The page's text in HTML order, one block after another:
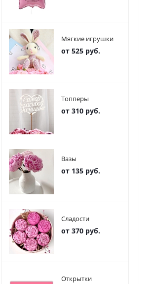
Мягкие игрушки
от 525 руб.
Топперы
от 310 руб.
Вазы
от 135 руб.
Сладости
от 370 руб.
Открытки